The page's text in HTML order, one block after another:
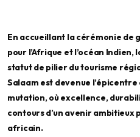
En accueillant la cérémonie de
pour l’Afrique et l’océan
statut de pilier du tourisme
Salaam est devenue l’épicentre
mutation, où excellence,
contours d’un avenir ambitieux
africain.